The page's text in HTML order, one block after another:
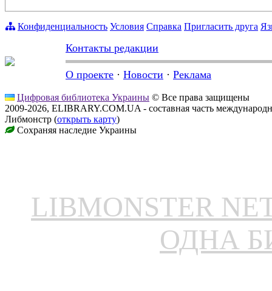
Конфиденциальность Условия Справка Пригласить друга
Контакты редакции
О проекте · Новости · Реклама
Цифровая библиотека Украины © Все права защищены
2009-2026, ELIBRARY.COM.UA - составная часть
Либмонстр (открыть карту)
Сохраняя наследие Украины
LIBMONSTER
ОДНА